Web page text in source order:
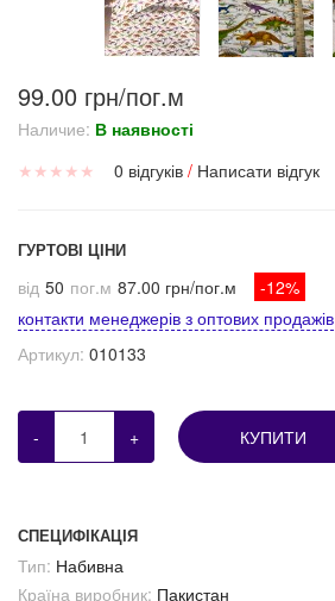
99.00 грн/пог.м
Наличие: В наявності
★ ★ ★ ★ ★ 0 відгуків / Написати відгук
ГУРТОВІ ЦІНИ
від 50 пог.м 87.00 грн/пог.м
-12%
контакти менеджерів з оптових продажів
Артикул: 010133
- + КУПИТИ
СПЕЦИФІКАЦІЯ
Тип: Набивна
Країна виробник: Пакистан